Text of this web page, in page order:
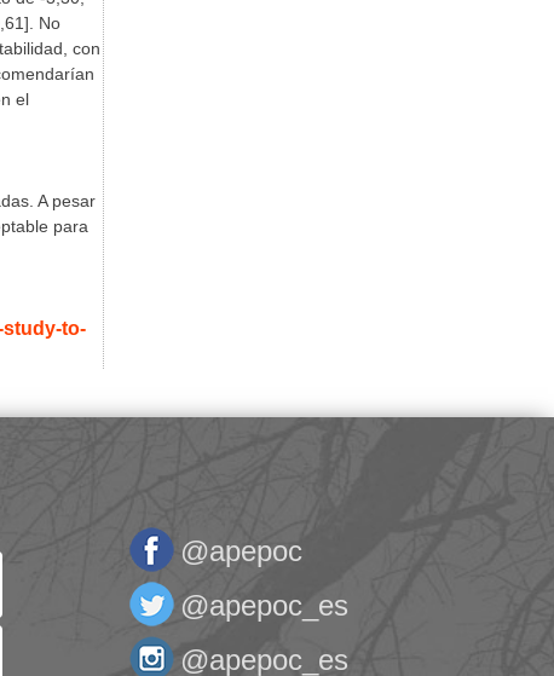
No
con
el
A pesar
para
study-to-
@apepoc
@apepoc_es
@apepoc_es